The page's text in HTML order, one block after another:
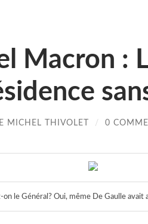
Macron :
MICHEL THIVOLET / 0
on le Général? Oui, même De Gaulle avait